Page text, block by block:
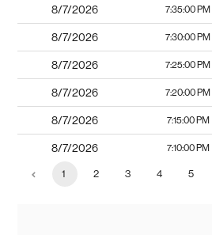
8/7/2026 7:35:00 PM
8/7/2026 7:30:00 PM
8/7/2026 7:25:00 PM
8/7/2026 7:20:00 PM
8/7/2026 7:15:00 PM
8/7/2026 7:10:00 PM
1 2 3 4 5